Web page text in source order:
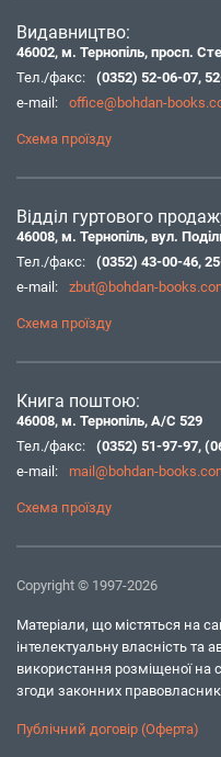
Видавництво:
46002, м. Тернопіль, просп.
Тел./факс:
(0352) 52-06-07,
e-mail:
office@bohdan-
Схема проїзду
Відділ гуртового
46008, м. Тернопіль, вул.
Тел./факс:
(0352) 43-00-46,
e-mail:
zbut@bohdan-
Схема проїзду
Книга поштою:
46008, м. Тернопіль, А/С 529
Тел./факс:
(0352) 51-97-97,
e-mail:
mail@bohdan-
Схема проїзду
Copyright © 1997-2026
Матеріали, що містяться на
інтелектуальну власність та
використання розміщеної на
згоди законних
Публічний договір (Оферта)